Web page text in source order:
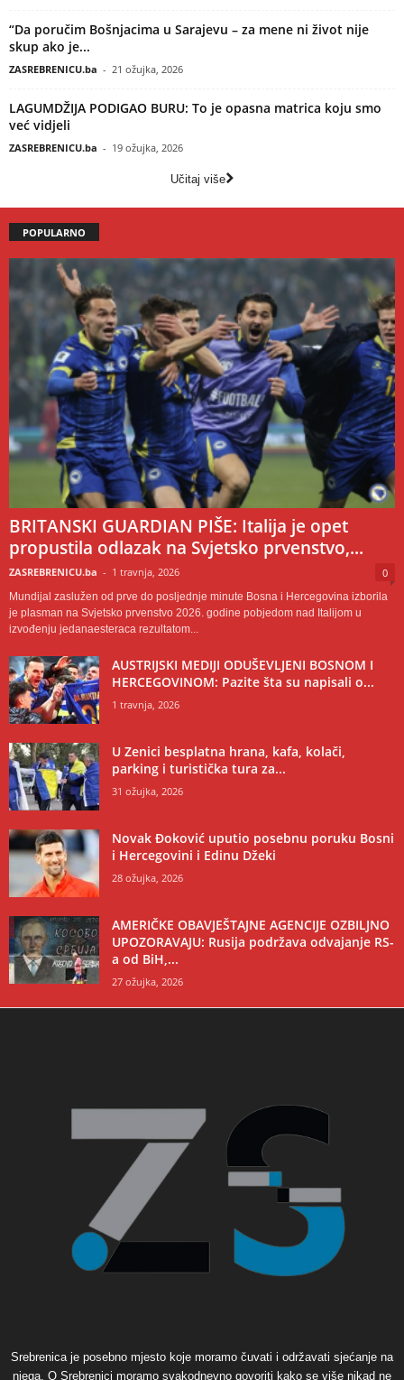
“Da poručim Bošnjacima u Sarajevu – za mene ni život nije
skup ako je...
ZASREBRENICU.ba - 21 ožujka, 2026
LAGUMDŽIJA PODIGAO BURU: To je opasna matrica koju smo
već vidjeli
ZASREBRENICU.ba - 19 ožujka, 2026
Učitaj više
POPULARNO
BRITANSKI GUARDIAN PIŠE: Italija je opet
propustila odlazak na Svjetsko prvenstvo,...
ZASREBRENICU.ba - 1 travnja, 2026 0
Mundijal zaslužen od prve do posljednje minute Bosna i Hercegovina izborila
je plasman na Svjetsko prvenstvo 2026. godine pobjedom nad Italijom u
izvođenju jedanaesteraca rezultatom...
AUSTRIJSKI MEDIJI ODUŠEVLJENI BOSNOM I
HERCEGOVINOM: Pazite šta su napisali o...
1 travnja, 2026
U Zenici besplatna hrana, kafa, kolači,
parking i turistička tura za...
31 ožujka, 2026
Novak Đoković uputio posebnu poruku Bosni
i Hercegovini i Edinu Džeki
28 ožujka, 2026
AMERIČKE OBAVJEŠTAJNE AGENCIJE OZBILJNO
UPOZORAVAJU: Rusija podržava odvajanje RS-
a od BiH,...
27 ožujka, 2026
Srebrenica je posebno mjesto koje moramo čuvati i održavati sjećanje na
njega. O Srebrenici moramo svakodnevno govoriti kako se više nikad ne